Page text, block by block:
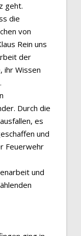
geht.
die
von
Rein uns
der
ihr Wissen
Durch die
es
und
Feuerwehr
und